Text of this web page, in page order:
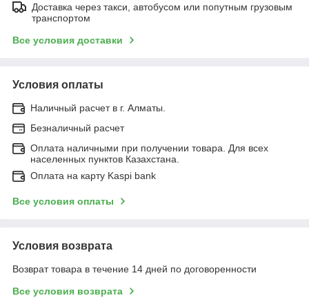
Доставка через такси, автобусом или попутным грузовым
транспортом
Все условия доставки
Условия оплаты
Наличный расчет в г. Алматы.
Безналичный расчет
Оплата наличными при получении товара. Для всех
населенных пунктов Казахстана.
Оплата на карту Kaspi bank
Все условия оплаты
Условия возврата
Возврат товара в течение 14 дней по договоренности
Все условия возврата